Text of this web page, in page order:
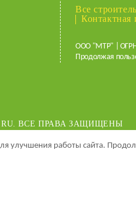
Все
ООО "МТР" |
Продолжая
ВСЕ ПРАВА ЗАЩИЩЕНЫ
улучшения работы сайта.